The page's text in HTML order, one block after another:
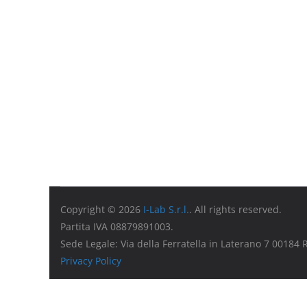
Copyright © 2026 I-Lab S.r.l.. All rights reserved.
Partita IVA 08879891003.
Sede Legale: Via della Ferratella in Laterano 7 00184
Privacy Policy